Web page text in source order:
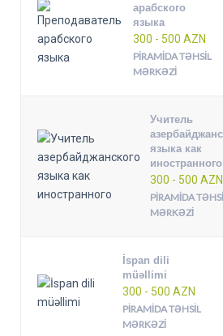
арабского
языка
300 - 500 AZN
PIRAMIDA TƏHSIL
MƏRKƏZI
Учитель
языка как
иностранного
300 - 500 AZN
PIRAMIDA
MƏRKƏZI
İspan dili
müəllimi
300 - 500 AZN
PIRAMIDA TƏHSIL
MƏRKƏZI